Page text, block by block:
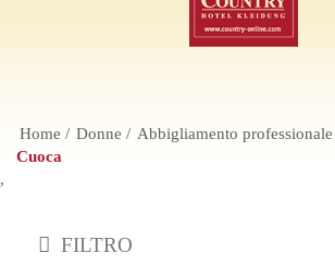
Home Donne Abbigliamento professionale
Cuoca
,
FILTRO